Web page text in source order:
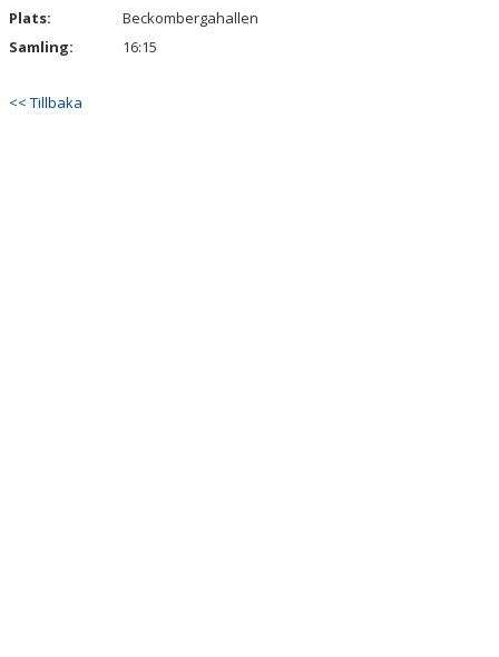
Plats:
Beckombergahallen
Samling:
16:15
<< Tillbaka